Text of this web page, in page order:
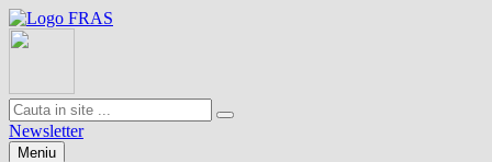
Newsletter
Meniu